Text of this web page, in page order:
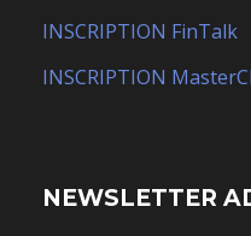
INSCRIPTION FinTalk
INSCRIPTION
NEWSLETTER